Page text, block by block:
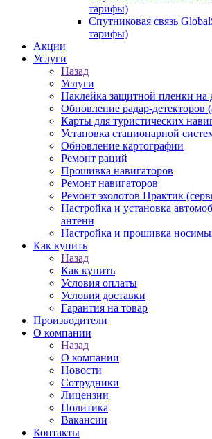
тарифы)
Спутниковая связь
тарифы)
Акции
Услуги
Назад
Услуги
Наклейка защитной пленки на
Обновление радар-детекторов
Карты для туристических
Установка стационарной
Обновление картографии
Ремонт раций
Прошивка навигаторов
Ремонт навигаторов
Ремонт эхолотов Практик
Настройка и установка
антенн
Настройка и прошивка
Как купить
Назад
Как купить
Условия оплаты
Условия доставки
Гарантия на товар
Производители
О компании
Назад
О компании
Новости
Сотрудники
Лицензии
Политика
Вакансии
Контакты